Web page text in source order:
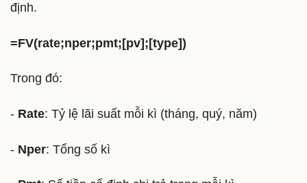
định.
=FV(rate;nper;pmt;[pv];[type])
Trong đó:
- Rate: Tỷ lệ lãi suất mỗi kì (tháng, quý, năm)
- Nper: Tổng số kì